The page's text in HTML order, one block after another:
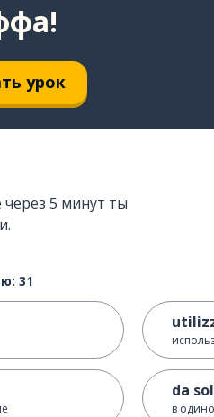
урок
через 5 минут ты
31
da
в